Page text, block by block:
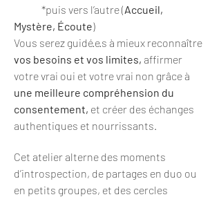
	*puis vers l’autre (
Accueil,
Mystère, Écoute)
Vous serez guidé·e·s à mieux reconnaître
vos besoins et vos limites, affirmer
votre vrai oui et votre vrai non grâce à
une meilleure compréhension du
consentement, et créer des échanges
authentiques et nourrissants.
Cet atelier alterne des moments
d’introspection, de partages en duo ou
en petits groupes, et des cercles